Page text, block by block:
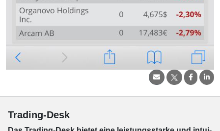
Trading-Desk